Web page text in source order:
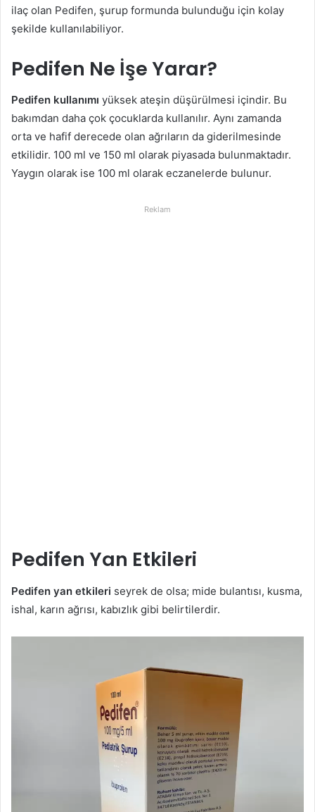
ilaç olan Pedifen, şurup formunda bulunduğu için kolay
şekilde kullanılabiliyor.
Pedifen Ne İşe Yarar?
Pedifen kullanımı yüksek ateşin düşürülmesi içindir. Bu
bakımdan daha çok çocuklarda kullanılır. Aynı zamanda
orta ve hafif derecede olan ağrıların da giderilmesinde
etkilidir. 100 ml ve 150 ml olarak piyasada bulunmaktadır.
Yaygın olarak ise 100 ml olarak eczanelerde bulunur.
Reklam
Pedifen Yan Etkileri
Pedifen yan etkileri seyrek de olsa; mide bulantısı, kusma,
ishal, karın ağrısı, kabızlık gibi belirtilerdir.